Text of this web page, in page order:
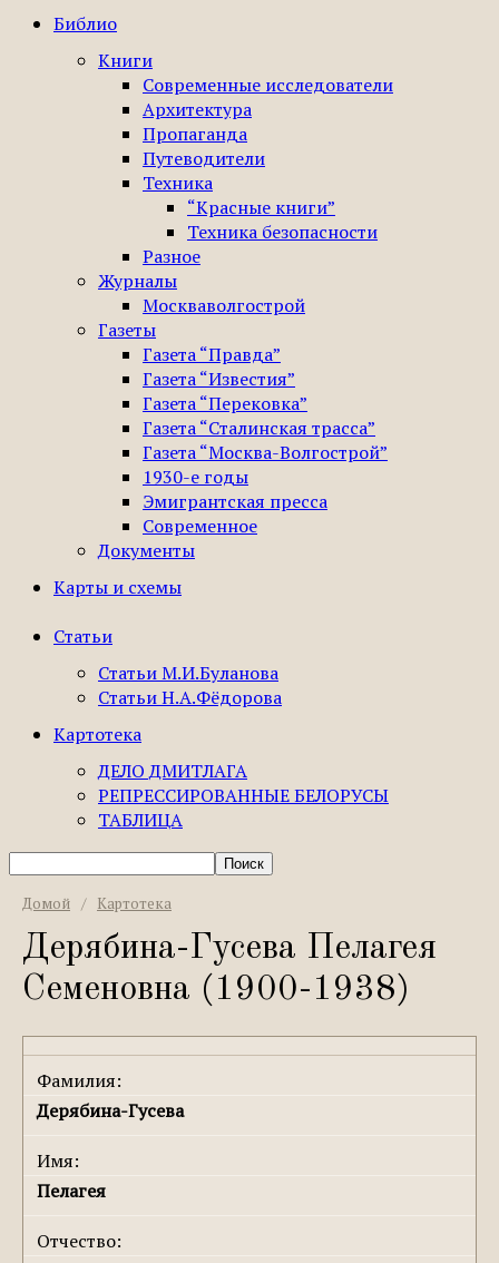
Библио
Книги
Современные исследователи
Архитектура
Пропаганда
Путеводители
Техника
“Красные книги”
Техника безопасности
Разное
Журналы
Москваволгострой
Газеты
Газета “Правда”
Газета “Известия”
Газета “Перековка”
Газета “Сталинская трасса”
Газета “Москва-Волгострой”
1930-е годы
Эмигрантская пресса
Современное
Документы
Карты и схемы
Статьи
Статьи М.И.Буланова
Статьи Н.А.Фёдорова
Картотека
ДЕЛО ДМИТЛАГА
РЕПРЕССИРОВАННЫЕ БЕЛОРУСЫ
ТАБЛИЦА
Домой / Картотека
Дерябина-Гусева Пелагея
Семеновна (1900-1938)
Фамилия:
Дерябина-Гусева
Имя:
Пелагея
Отчество: